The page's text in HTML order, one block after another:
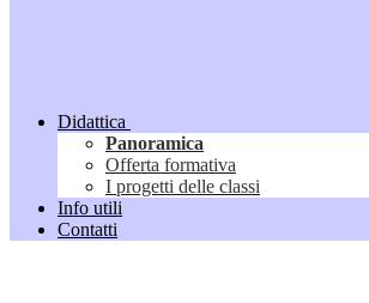
Didattica
Panoramica
Offerta formativa
I progetti delle classi
Info utili
Contatti